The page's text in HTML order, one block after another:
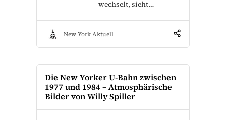
wechselt, sieht…
New York Aktuell
Die New Yorker U-Bahn zwischen
1977 und 1984 – Atmosphärische
Bilder von Willy Spiller